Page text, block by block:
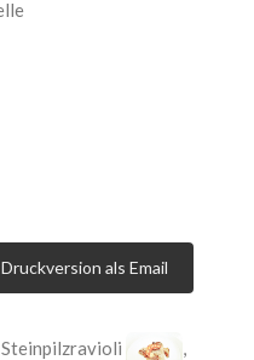
Druckversion als Email
Steinpilzravioli
,